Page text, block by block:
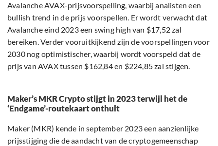
Avalanche AVAX-prijsvoorspelling, waarbij analisten een
bullish trend in de prijs voorspellen. Er wordt verwacht dat
Avalanche eind 2023 een swing high van $17,52 zal
bereiken. Verder vooruitkijkend zijn de voorspellingen voor
2030 nog optimistischer, waarbij wordt voorspeld dat de
prijs van AVAX tussen $162,84 en $224,85 zal stijgen.
Maker’s MKR Crypto stijgt in 2023 terwijl het de
‘Endgame’-routekaart onthult
Maker (MKR) kende in september 2023 een aanzienlijke
prijsstijging die de aandacht van de cryptogemeenschap